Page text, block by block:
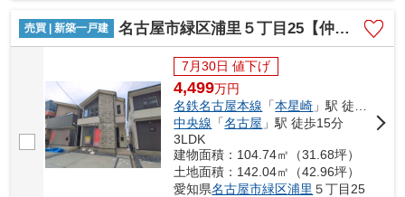
売買 | 新築一戸建 名古屋市緑区浦里５丁目25【仲介手数料無料】新築一戸建て 2号棟
7月30日 値下げ
4,499万円
名鉄名古屋本線 「本星崎 」駅 徒歩10分
中央線 「名古屋 」駅 徒歩15分
3LDK
建物面積：104.74㎡（31.68坪）
土地面積：142.04㎡（42.96坪）
愛知県名古屋市緑区浦里 ５丁目25